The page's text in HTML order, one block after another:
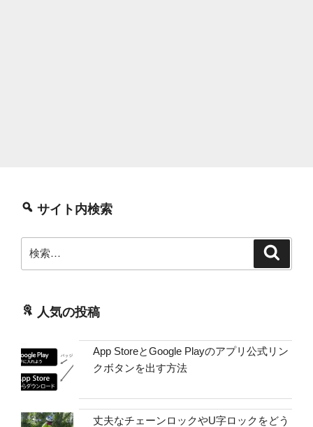
サイト内検索
索:
人気の投稿
App StoreとGoogle Playのアプリ公式リン
クボタンを出す方法
丈夫なチェーンロックやU字ロックをどう